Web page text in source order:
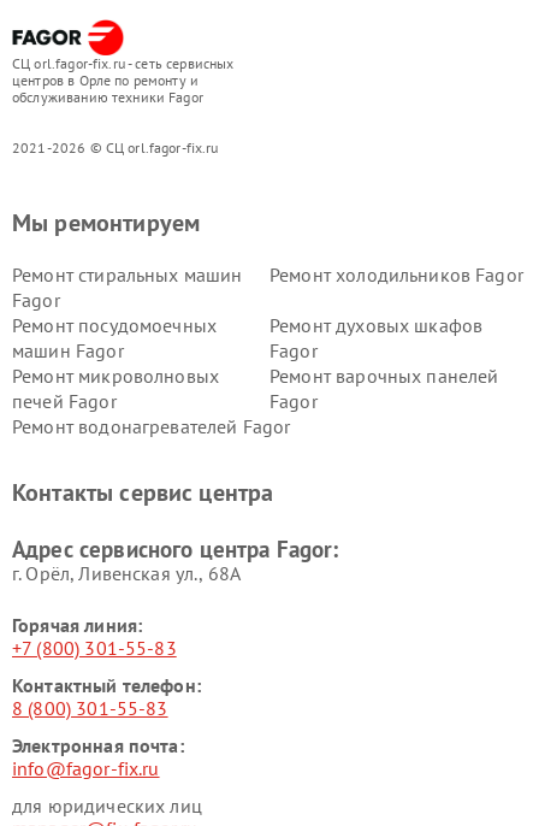
СЦ orl.fagor-fix.ru - сеть сервисных
центров в Орле по ремонту и
обслуживанию техники Fagor
2021-2026 © СЦ orl.fagor-fix.ru
Мы ремонтируем
Ремонт стиральных машин
Fagor
Ремонт холодильников Fagor
Ремонт посудомоечных
машин Fagor
Ремонт духовых шкафов
Fagor
Ремонт микроволновых
печей Fagor
Ремонт варочных панелей
Fagor
Ремонт водонагревателей Fagor
Контакты сервис центра
Адрес сервисного центра Fagor:
г. Орёл, Ливенская ул., 68А
Горячая линия:
+7 (800) 301-55-83
Контактный телефон:
8 (800) 301-55-83
Электронная почта:
info@fagor-fix.ru
для юридических лиц